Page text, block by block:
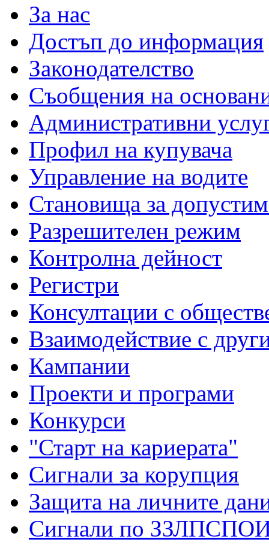
За нас
Достъп до информация
Законодателство
Съобщения на
Административни
Профил на купувача
Управление на водите
Становища за
Разрешителен режим
Контролна дейност
Регистри
Консултации с
Взаимодействие с
Кампании
Проекти и програми
Конкурси
"Старт на кариерата"
Сигнали за корупция
Защита на личните
Сигнали по